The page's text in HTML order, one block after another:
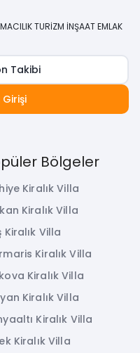
Bölgeler
Kiralık Villa
Kiralık Villa
Kiralık Villa
Kiralık Villa
Kiralık Villa
Kiralık Villa
Kiralık Villa
Kiralık Villa
TURİZM İNŞAAT EMLAK
Takibi
Girişi